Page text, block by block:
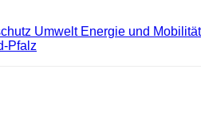
Umwelt Energie und Mobilität
Pfalz